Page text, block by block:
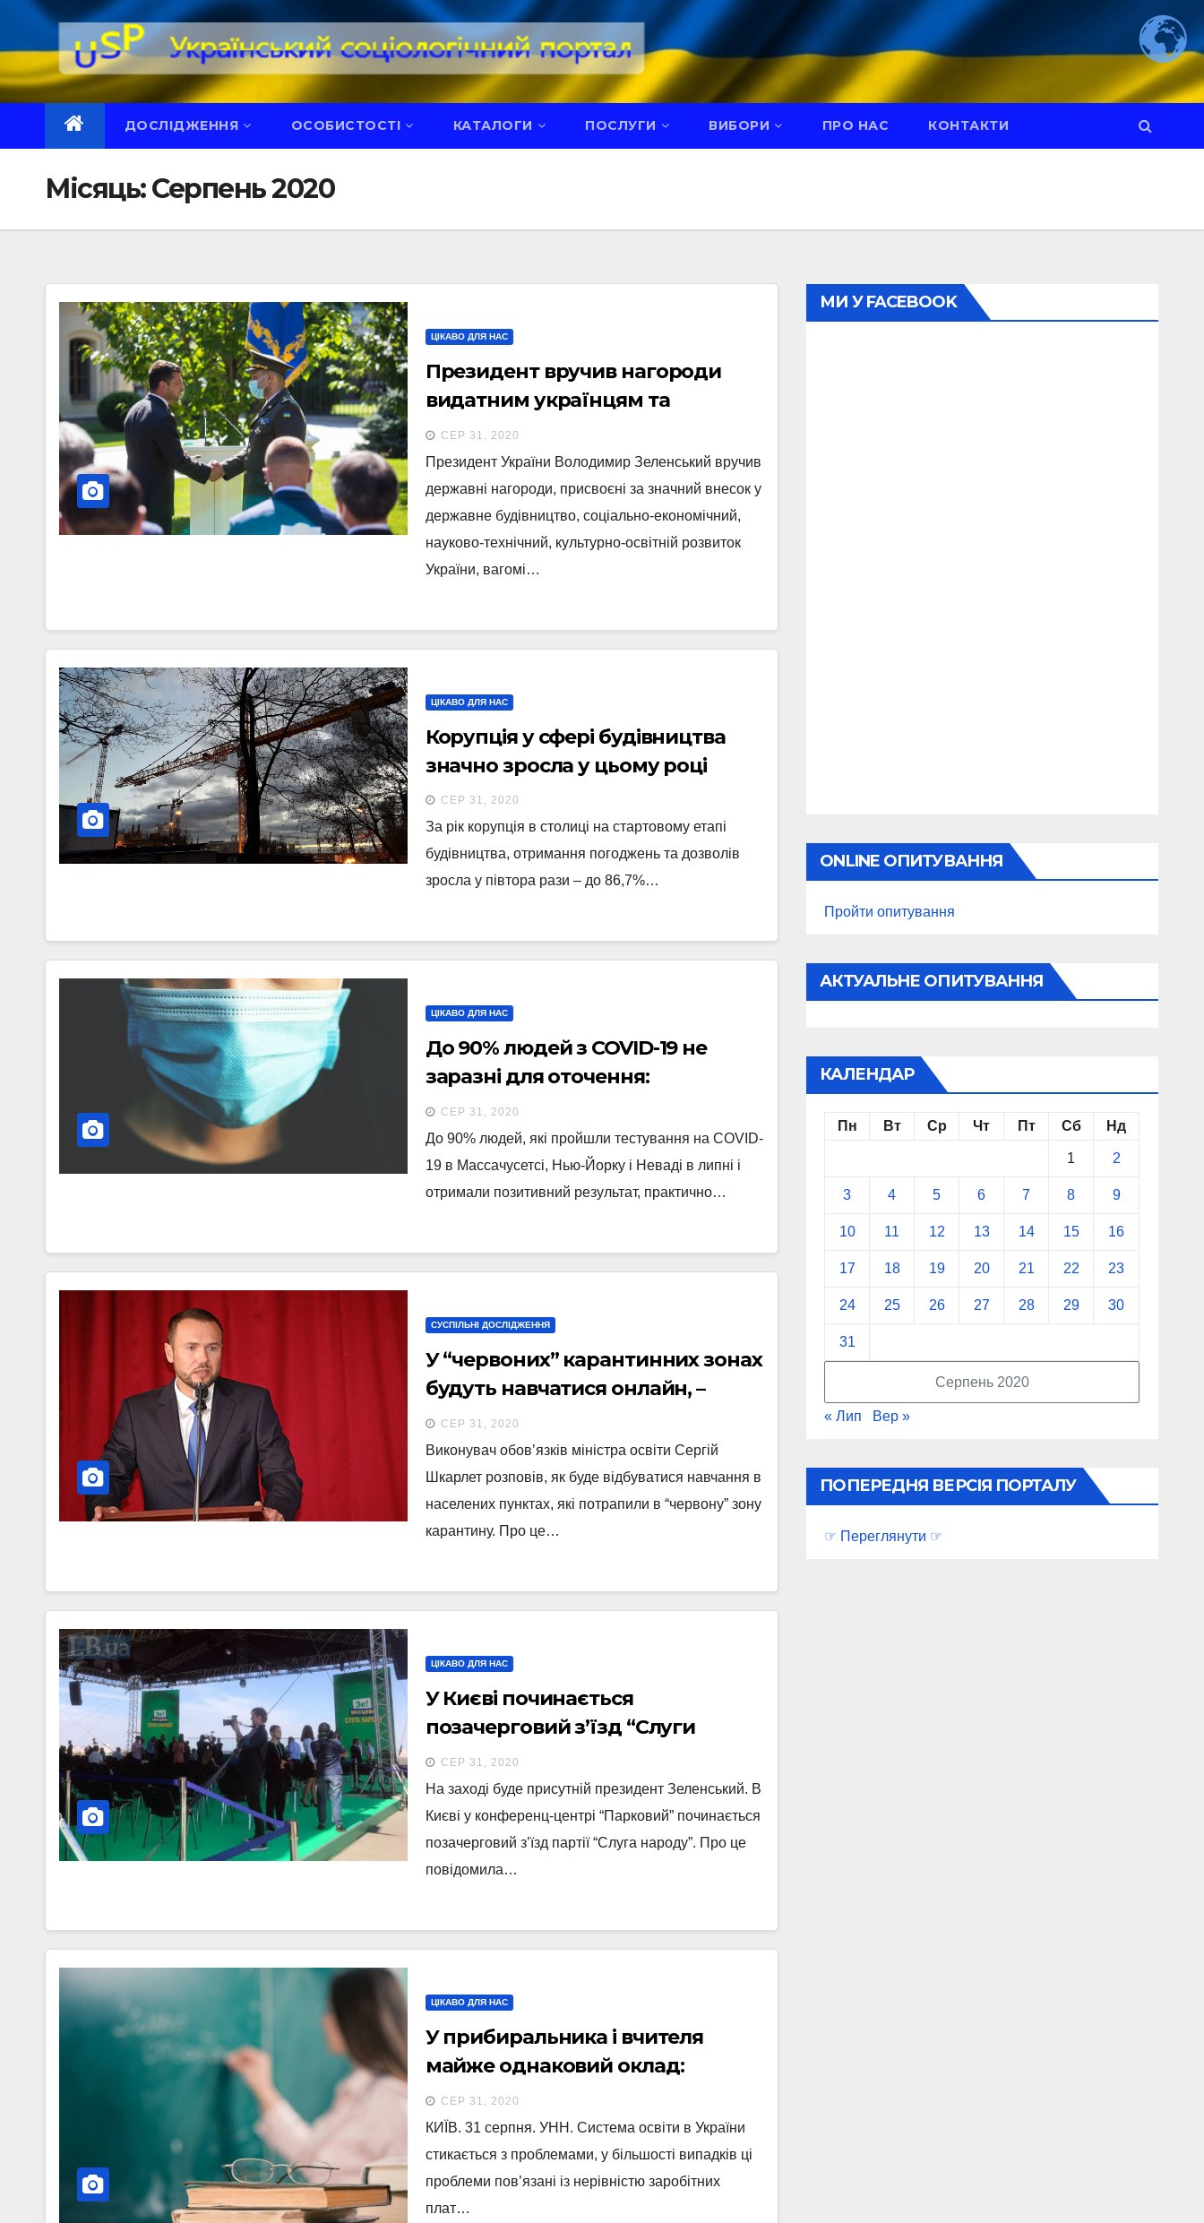
Перейти
вмісту
ДОСЛІДЖЕННЯ ОСОБИСТОСТІ КАТАЛОГИ ПОСЛУГИ ВИБОРИ ПРО НАС КОНТАКТИ
Місяць:Серпень 2020
ЦІКАВО ДЛЯ НАС
Президент вручив нагороди
видатним українцям та
дипломатам: Дякуємо за те, що
ви є
СЕР 31, 2020
Президент України Володимир Зеленський вручив
державні нагороди, присвоєні за значний внесок у
державне будівництво, соціально-економічний,
науково-технічний, культурно-освітній розвиток
України, вагомі…
ЦІКАВО ДЛЯ НАС
Корупція у сфері будівництва
значно зросла у цьому році
СЕР 31, 2020
За рік корупція в столиці на стартовому етапі
будівництва, отримання погоджень та дозволів
зросла у півтора рази – до 86,7%…
ЦІКАВО ДЛЯ НАС
До 90% людей з COVID-19 не
заразні для оточення:
дослідження
СЕР 31, 2020
До 90% людей, які пройшли тестування на COVID-
19 в Массачусетсі, Нью-Йорку і Неваді в липні і
отримали позитивний результат, практично…
СУСПІЛЬНІ ДОСЛІДЖЕННЯ
У “червоних” карантинних зонах
будуть навчатися онлайн, –
Шкарлет
СЕР 31, 2020
Виконувач обов’язків міністра освіти Сергій
Шкарлет розповів, як буде відбуватися навчання в
населених пунктах, які потрапили в “червону” зону
карантину. Про це…
ЦІКАВО ДЛЯ НАС
У Києві починається
позачерговий з’їзд “Слуги
народу”
СЕР 31, 2020
На заході буде присутній президент Зеленський. В
Києві у конференц-центрі “Парковий” починається
позачерговий з’їзд партії “Слуга народу”. Про це
повідомила…
ЦІКАВО ДЛЯ НАС
У прибиральника і вчителя
майже однаковий оклад:
Шкарлет назвав проблеми у
системі освіти
СЕР 31, 2020
КИЇВ. 31 серпня. УНН. Система освіти в України
стикається з проблемами, у більшості випадків ці
проблеми пов’язані із нерівністю заробітних
плат…
МИ У FACEBOOK
ONLINE ОПИТУВАННЯ
Пройти опитування
АКТУАЛЬНЕ ОПИТУВАННЯ
КАЛЕНДАР
Серпень 2020
Пн Вт Ср Чт Пт Сб Нд
1 2
3 4 5 6 7 8 9
10 11 12 13 14 15 16
17 18 19 20 21 22 23
24 25 26 27 28 29 30
31
« Лип Вер »
ПОПЕРЕДНЯ ВЕРСІЯ ПОРТАЛУ
☞ Переглянути ☞